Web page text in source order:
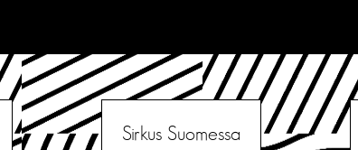
Sirkus Suomessa